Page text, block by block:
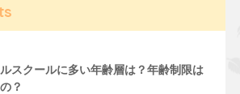
スクールに多い年齢層は？年齢制限は
？